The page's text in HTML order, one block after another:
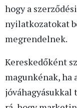
hogy a
nyilatkozatokat
megrendelnek.
Kereskedőként
magunkénak, ha